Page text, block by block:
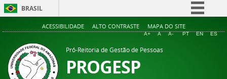
BRASIL
Simplifique!
Acesso à informação
ACESSIBILIDADE ALTO CONTRASTE MAPA DO SITE
A+ A A- PT EN ES
Pró-Reitoria de Gestão de Pessoas
PROGESP